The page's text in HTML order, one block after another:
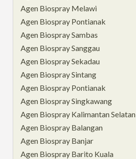
Agen Biospray Melawi
Agen Biospray Pontianak
Agen Biospray Sambas
Agen Biospray Sanggau
Agen Biospray Sekadau
Agen Biospray Sintang
Agen Biospray Pontianak
Agen Biospray Singkawang
Agen Biospray Kalimantan Selatan
Agen Biospray Balangan
Agen Biospray Banjar
Agen Biospray Barito Kuala